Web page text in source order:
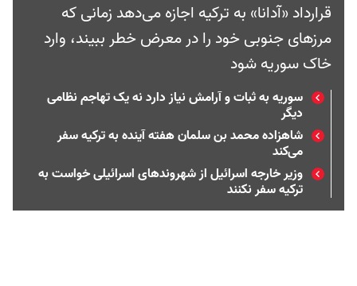
قرارداد «آدانا» به ترکیه اجازه می‌دهد زمانی که
مرزهای جنوبی خود را در معرض خطر ببیند، وارد
خاک سوریه شود
سوریه به ثبات و آرامش نیاز دارد نه یک تهاجم نظامی
دیگر
شاهزاده محمد بن سلمان هفته آینده به ترکیه سفر
می‌کند
وزیر خارجه اسرائیل از شهروندهای اسرائیلی خواست به
ترکیه سفر نکنند